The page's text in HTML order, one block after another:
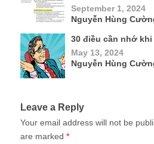
September 1, 2024
Nguyễn Hùng
30 điều cần nhớ
May 13, 2024
Nguyễn Hùng
Leave a Reply
Your email address will not be
are marked *